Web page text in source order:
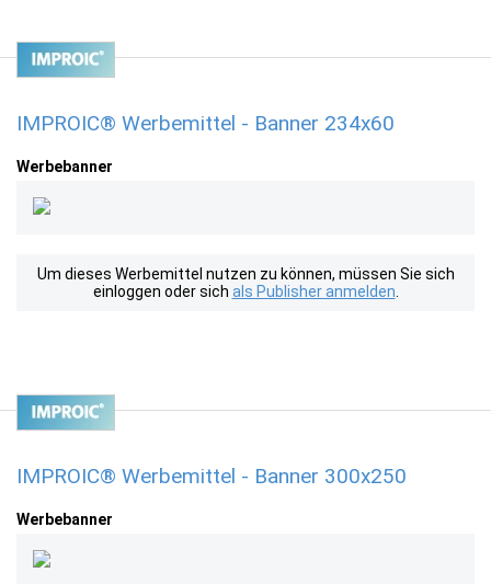
IMPROIC® Werbemittel - Banner 234x60
Werbebanner
Um dieses Werbemittel nutzen zu können, müssen Sie sich
einloggen oder sich als Publisher anmelden
IMPROIC® Werbemittel - Banner 300x250
Werbebanner